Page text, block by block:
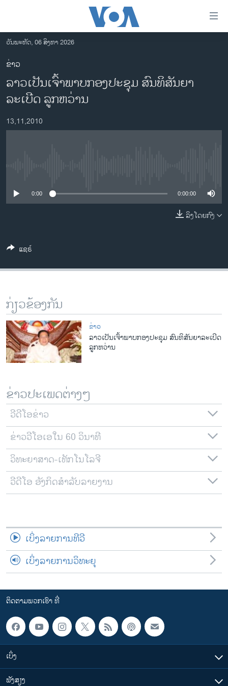
ເຂົ້າ
ຫາ
ຂ້າມ
ຂ້າມ
ຂ້າມ
ໄປ
ຫາ
ຊອກ
ອາເມຣິກາ
ການເລືອກຕັ້ງ ປະທານາທີບໍດີ ສະຫະລັດ 2024
ຂ່າວ​ຈີນ
ຊີວິດຊາວລາວ
ທຸລະກິດ
ພາສາອັງກິດ
ສຽງ
ລາຍການກະຈາຍສຽງ
ລາຍງານ
ຕິດຕາມພວກເຮົາ ທີ່
ພາສາຕ່າງໆ
ວັນພະຫັດ, 06 ສິງຫາ 2026
ຂ່າວ
ລາວເປັນເຈົ້າພາບກອງປະຊຸມ ສົນທິສັນຍາ
ລະເບີດ ລູກຫວ່ານ
13,11,2010
0:00 0:00:00
ລິງໂດຍກົງ
ແຊຣ໌
ກ່ຽວຂ້ອງກັນ
ຂ່າວ
ລາວເປັນເຈົ້າພາບກອງປະຊຸມ ສົນທິສັນຍາລະເບີດ
ລູກຫວ່ານ
ຂ່າວປະເພດຕ່າງໆ
ວີດີໂອຂ່າວ
ຂ່າວວີໂອເອໃນ 60 ວິນາທີ
ວິທະຍາສາດ-ເທັກໂນໂລຈີ
ວີດີໂອ ອັງກິດສຳລັບລາຍງານ
ເບິ່ງລາຍການທີວີ
ເບິ່ງລາຍການວິທະຍຸ
ຕິດຕາມພວກເຮົາ ທີ່
ເບິ່ງ
ຟັງສຽງ